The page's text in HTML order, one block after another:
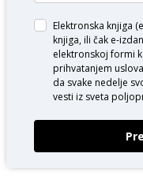
Elektronska knjiga
knjiga, ili čak e-
elektronskoj formi
prihvatanjem
da svake nedelje
vesti iz sveta